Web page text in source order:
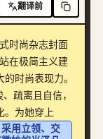
翻译前
时尚杂志封面
站在极简主义建
时尚表现力。
疏离且自信，
。为她穿上
用立领、交